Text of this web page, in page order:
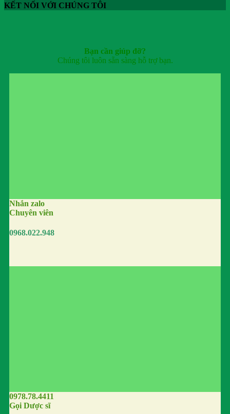
KẾT NỐI VỚI CHÚNG TÔI
Bạn cần giúp đỡ?
Chúng tôi luôn sẵn sàng hỗ trợ bạn.
Nhắn zalo
Chuyên viên
0968.022.948
0978.78.4411
Gọi Dược sĩ